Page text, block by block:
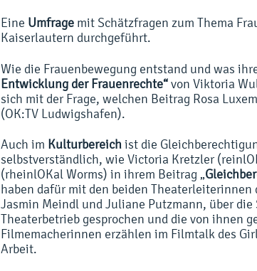
Eine Umfrage mit Schätzfragen zum Thema
Kaiserlautern durchgeführt.
Wie die Frauenbewegung entstand und was
Entwicklung der Frauenrechte“von Viktoria
sich mit der Frage, welchen Beitrag Rosa
(OK:TV Ludwigshafen).
Auch im Kulturbereichist die
selbstverständlich, wie Victoria Kretzler
(rheinlOKal Worms) in ihrem Beitrag „
haben dafür mit den beiden Theaterleiterinnen
Jasmin Meindl und Juliane Putzmann, über
Theaterbetrieb gesprochen und die von ihnen
Filmemacherinnen erzählen im Filmtalk des
Arbeit.